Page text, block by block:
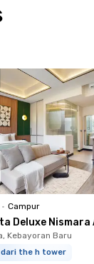
• Campur
Deluxe Nismara
Kebayoran Baru
dari the h tower